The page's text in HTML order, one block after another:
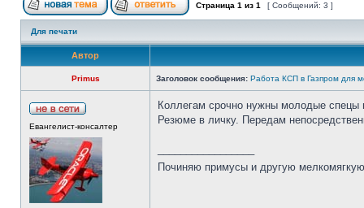
Страница 1 из 1 [ Сообщений: 3 ]
Для печати
Автор
Primus Заголовок сообщения: Работа КСП в Газпром для
Евангелист-консалтер
Коллегам срочно нужны молодые
Резюме в личку. Передам
Починяю примусы и другую